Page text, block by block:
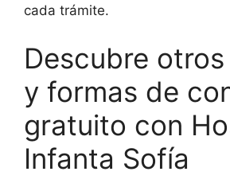
cada trámite.
Descubre
y formas de
gratuito con
Infanta Sofía